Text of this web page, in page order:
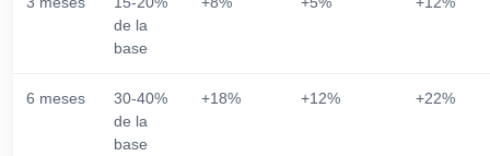
de la
base
6 meses
30-40%
de la
base
+18% +12% +22%